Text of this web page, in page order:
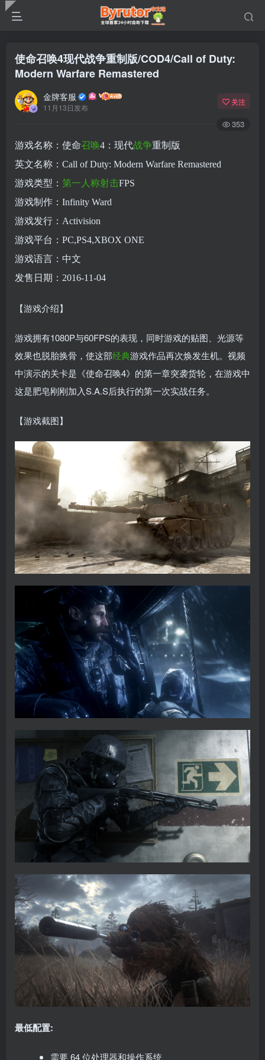
使命召唤4现代战争重制版/COD4/Call of Duty:
Modern Warfare Remastered
金牌客服
11月13日发布
关注
353
游戏名称：使命召唤4：现代战争重制版
英文名称：Call of Duty: Modern Warfare Remastered
游戏类型： 第一人称射击FPS
游戏制作：Infinity Ward
游戏发行：Activision
游戏平台：PC,PS4,XBOX ONE
游戏语言：中文
发售日期：2016-11-04
【游戏介绍】
游戏拥有1080P与60FPS的表现，同时游戏的贴图、光源等
效果也脱胎换骨，使这部经典游戏作品再次焕发生机。视频
中演示的关卡是《使命召唤4》的第一章突袭货轮，在游戏中
这是肥皂刚刚加入S.A.S后执行的第一次实战任务。
【游戏截图】
最低配置:
需要 64 位处理器和操作系统